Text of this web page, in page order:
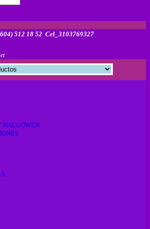
512 18 52 Cel_3103769327
HALLOWEN